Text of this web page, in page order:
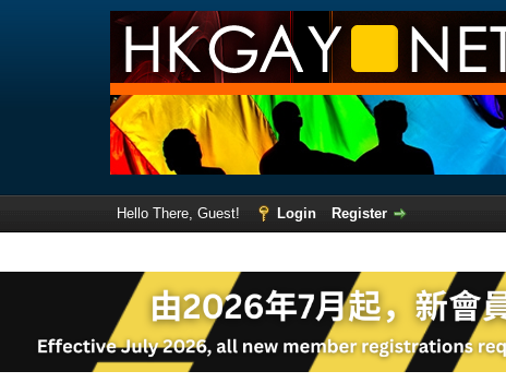
Hello There, Guest! Login
Register